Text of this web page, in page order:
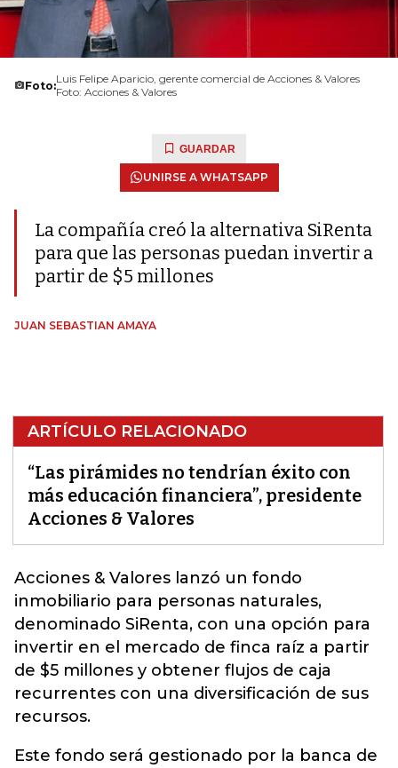
Foto:Luis Felipe Aparicio, gerente comercial de Acciones & Valores
Foto: Acciones & Valores
GUARDAR
UNIRSE A WHATSAPP
La compañía creó la alternativa SiRenta
para que las personas puedan invertir a
partir de $5 millones
JUAN SEBASTIAN AMAYA
ARTÍCULO RELACIONADO
“Las pirámides no tendrían éxito con
más educación financiera”, presidente
Acciones & Valores
Acciones & Valores lanzó un fondo
inmobiliario para personas naturales,
denominado SiRenta, con una opción para
invertir en el mercado de finca raíz a partir
de $5 millones y obtener flujos de caja
recurrentes con una diversificación de sus
recursos.
Este fondo será gestionado por la banca de